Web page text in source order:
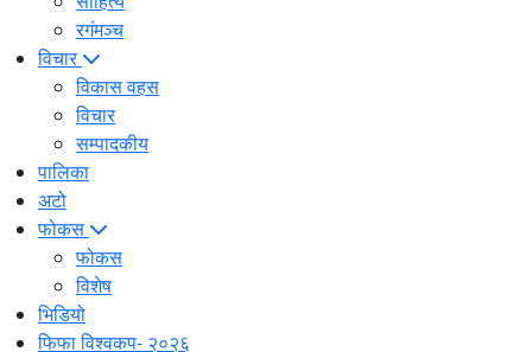
रगंमञ्च
विचार
विकास वहस
विचार
सम्पादकीय
पालिका
अटो
फोकस
फोकस
विशेष
भिडियो
फिफा विश्वकप- २०२६